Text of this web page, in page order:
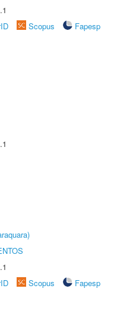
Scopus
Fapesp
Scopus
Fapesp